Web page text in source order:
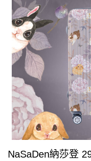
NaSaDen納莎登